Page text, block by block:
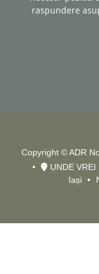
raspundere
Copyright © ADR
UNDE VREI
Iași